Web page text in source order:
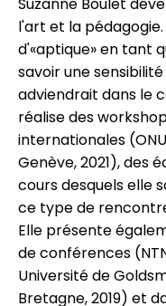
l'art et la
d'«aptique» en tant
savoir une
adviendrait dans le
réalise des
internationales
Genève, 2021), des
cours desquels elle
ce type de
Elle présente
de conférences
Université de
Bretagne, 2019) et